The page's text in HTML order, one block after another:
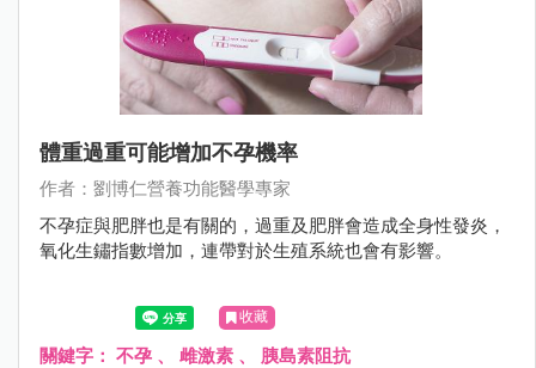
體重過重可能增加不孕機率
作者：劉博仁營養功能醫學專家
不孕症與肥胖也是有關的，過重及肥胖會造成全身性發炎，
氧化生鏽指數增加，連帶對於生殖系統也會有影響。
收藏
關鍵字： 不孕 、 雌激素 、 胰島素阻抗